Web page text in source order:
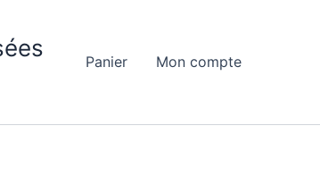
Panier Mon compte